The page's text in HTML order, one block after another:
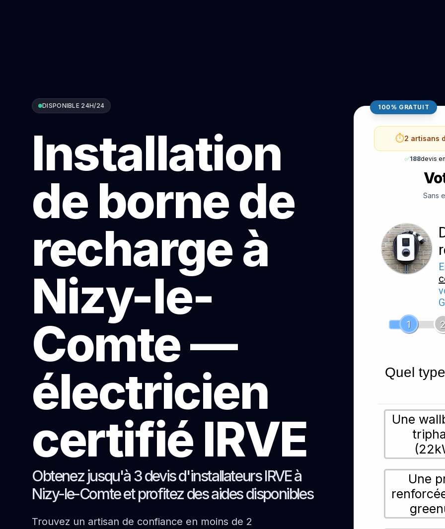
DISPONIBLE 24H/24
Installation
de borne de
recharge à
Nizy-le-
Comte —
électricien
certifié IRVE
Obtenez jusqu'à 3 devis d'installateurs IRVE à
Nizy-le-Comte et profitez des aides disponibles
Trouvez un artisan de confiance en moins de 2
100% GRATUIT
⏱️2 artisans
✅188devis
Sans
1
2
Quel
Une
Une